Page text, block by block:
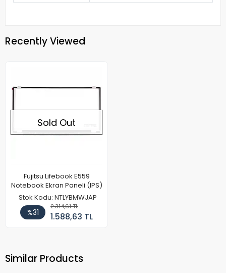
Recently Viewed
Sold Out
Fujitsu Lifebook E559
Notebook Ekran Paneli (IPS)
Stok Kodu: NTLYBMWJAP
%31
2.314,61 TL
1.588,63 TL
Similar Products